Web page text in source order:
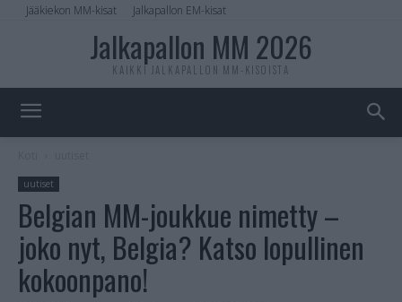
Jääkiekon MM-kisat Jalkapallon EM-kisat
Jalkapallon MM 2026
KAIKKI JALKAPALLON MM-KISOISTA
uutiset
Belgian MM-joukkue nimetty –
joko nyt, Belgia? Katso lopullinen
kokoonpano!